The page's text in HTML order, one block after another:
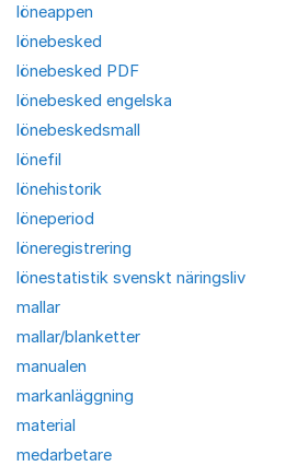
löneappen
lönebesked
lönebesked PDF
lönebesked engelska
lönebeskedsmall
lönefil
lönehistorik
löneperiod
löneregistrering
lönestatistik svenskt näringsliv
mallar
mallar/blanketter
manualen
markanläggning
material
medarbetare